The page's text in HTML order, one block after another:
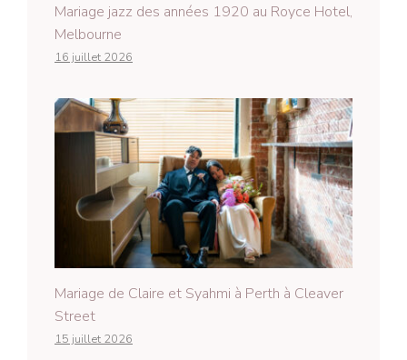
Mariage jazz des années 1920 au Royce Hotel,
Melbourne
16 juillet 2026
Mariage de Claire et Syahmi à Perth à Cleaver
Street
15 juillet 2026